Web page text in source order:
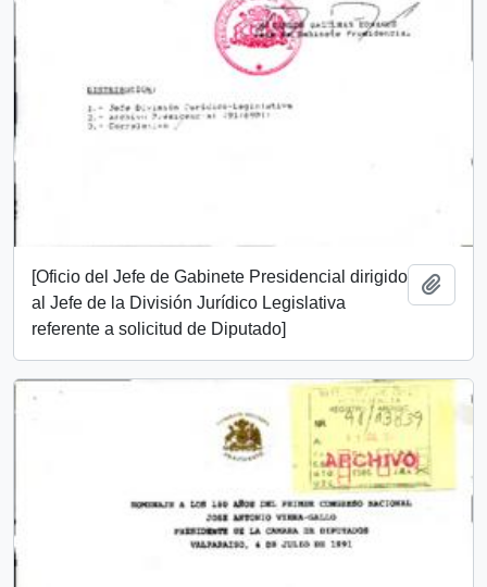
[Oficio del Jefe de Gabinete Presidencial dirigido
al Jefe de la División Jurídico Legislativa
referente a solicitud de Diputado]